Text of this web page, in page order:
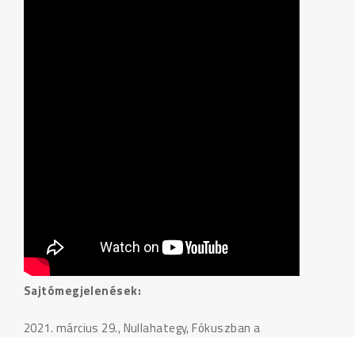
Sajtómegjelenések:
2021. március 29., Nullahategy, Fókuszban a